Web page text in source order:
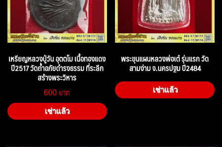
เหรียญหลวงปู่วัน อุตตโม เนื้อทองแดง
ปี2517 วัดถ้ำอภัยดำรงธรรม ที่ระลึก
สร้างพระวิหาร
600
เช่าแล้ว
พระขุนแผนหลวงพ่อเต๋ รุ่นแรก วัด
สามง่าม จ.นครปฐม ปี2484
เช่าแล้ว